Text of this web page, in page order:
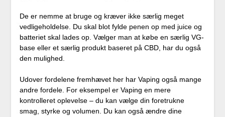
De er nemme at bruge og kræver ikke særlig meget
vedligeholdelse. Du skal blot fylde penen op med juice og
batteriet skal lades op. Vælger man at købe en særlig VG-
base eller et særlig produkt baseret på CBD, har du også
den mulighed.
Udover fordelene fremhævet her har Vaping også mange
andre fordele. For eksempel er Vaping en mere
kontrolleret oplevelse – du kan vælge din foretrukne
smag, styrke og volumen. Du kan også ændre dine